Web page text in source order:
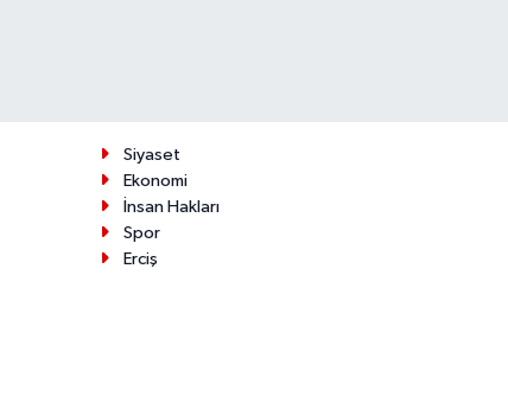
Siyaset
Ekonomi
İnsan Hakları
Spor
Erciş